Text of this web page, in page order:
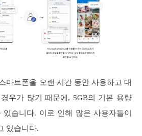
마트폰을 오랜 시간 동안 사용하고 대
우가 많기 때문에, 5GB의 기본 용량
습니다. 이로 인해 많은 사용자들이
있습니다.